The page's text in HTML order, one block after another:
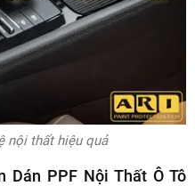
nội thất hiệu quả
PPF Nội Thất Ô Tô